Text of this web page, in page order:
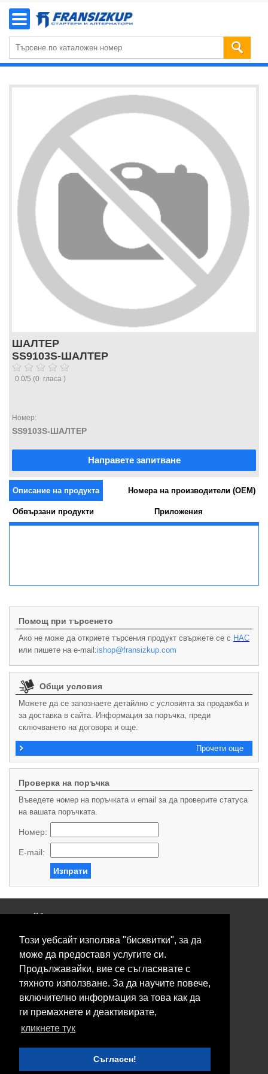
Този уебсайт използва "бисквитки", за да
може да предоставя услугите си.
Продължавайки, вие се съгласявате с
тяхното използване. За да научите повече,
включително информация за това как да
ги премахнете и деактивирате,
кликнете тук
Съгласен!
ШАЛТЕР
SS9103S-ШАЛТЕР
0.0/5 (0 гласа )
Номер:
SS9103S-ШАЛТЕР
Направете запитване
Описание на продукта Номера на производители (OEM)
Обвързани продукти Приложения
Помощ при търсенето
Ако не може да откриете търсения продукт свържете се с НАС
или пишете на e-mail:ishop@fransizkup.com
Общи условия
Можете да се запознаете детайлно с условията за продажба и
за доставка в сайта. Информация за поръчка, преди
сключването на договора и още.
Прочети още
Проверка на поръчка
Въведете номер на поръчката и email за да проверите статуса
на вашата поръчката.
Номер:
E-mail:
Изпрати
Общи условия
Свържете се с нас
Контакти
Нашите сервизи
Блог
© 2026 Fransizkup.bg всички права запазени
Изграждане и поддръжка от
Boby_fransizkup